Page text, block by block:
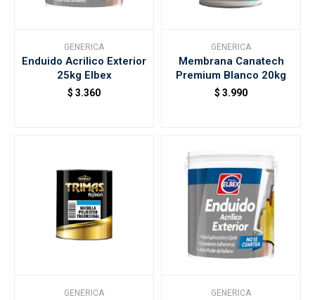
GENERICA
Enduido Acrilico Exterior
25kg Elbex
$ 3.360
GENERICA
Membrana Canatech
Premium Blanco 20kg
$ 3.990
GENERICA GENERICA